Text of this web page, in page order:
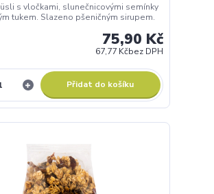
s vločkami, slunečnicovými semínky
tukem. Slazeno pšeničným sirupem.
75,90 Kč
67,77 Kčbez DPH
Přidat do košíku